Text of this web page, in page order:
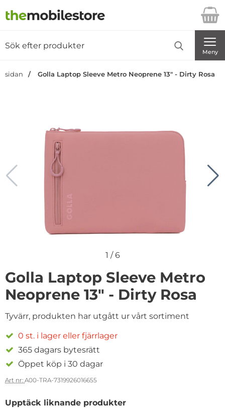
Startsidan för Danira Telecom AB
Meny
Golla Laptop Sleeve Metro Neoprene 13" - Dirty Rosa
1 /6
Golla Laptop Sleeve Metro
Neoprene 13" - Dirty Rosa
Tyvärr, produkten har utgått ur vårt sortiment
0 st. i lager eller fjärrlager
365 dagars bytesrätt
Öppet köp i 30 dagar
Art nr: A00-TRA-7319926016655
Upptäck liknande produkter